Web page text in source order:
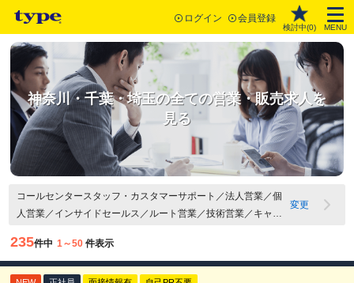
ログイン 会員登録
検討中(0) MENU
神奈川・千葉・埼玉の全ての営業・販売求人を
見る
コールセンタースタッフ・カスタマーサポート／法人営業／個
人営業／インサイドセールス／ルート営業／技術営業／キャリ
マネージャー／その他営業職／接客・販売（アパレル・雑貨・
コスメなど）／接客・販売（飲食）／スーパーバイザー・エリ
変更
235件中 1～50 件表示